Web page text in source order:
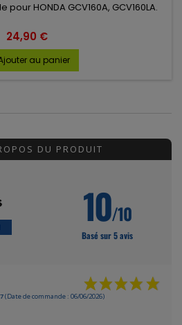
HONDA GCV160A, GCV160LA.
24,90 €
au panier
DU PRODUIT
10/10
Basé sur 5 avis
(Date de commande : 06/06/2026)